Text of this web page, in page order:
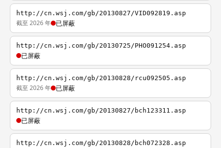
http://cn.wsj.com/gb/20130827/VID092819.asp
截至 2026 年 已屏蔽
http://cn.wsj.com/gb/20130725/PHO091254.asp
已屏蔽
http://cn.wsj.com/gb/20130828/rcu092505.asp
截至 2026 年 已屏蔽
http://cn.wsj.com/gb/20130827/bch123311.asp
已屏蔽
http://cn.wsj.com/gb/20130828/bch072328.asp